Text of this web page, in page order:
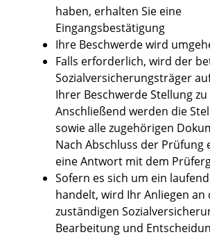
haben, erhalten Sie eine
Eingangsbestätigung
Ihre Beschwerde wird
Falls erforderlich, wird der
Sozialversicherungsträger
Ihrer Beschwerde Stellung
Anschließend werden die
sowie alle zugehörigen
Nach Abschluss der Prüfung
eine Antwort mit dem
Sofern es sich um ein
handelt, wird Ihr Anliegen an
zuständigen
Bearbeitung und